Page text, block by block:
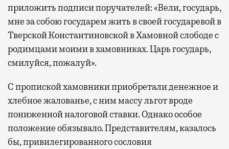
приложить подписи поручателей: «Вели, государь,
мне за собою государем жить в своей государевой в
Тверской Константиновской в Хамовной слободе с
родимцами моими в хамовниках. Царь государь,
смилуйся, пожалуй».
С пропиской хамовники приобретали денежное и
хлебное жалованье, с ним массу льгот вроде
пониженной налоговой ставки. Однако особое
положение обязывало. Представителям, казалось
бы, привилегированного сословия